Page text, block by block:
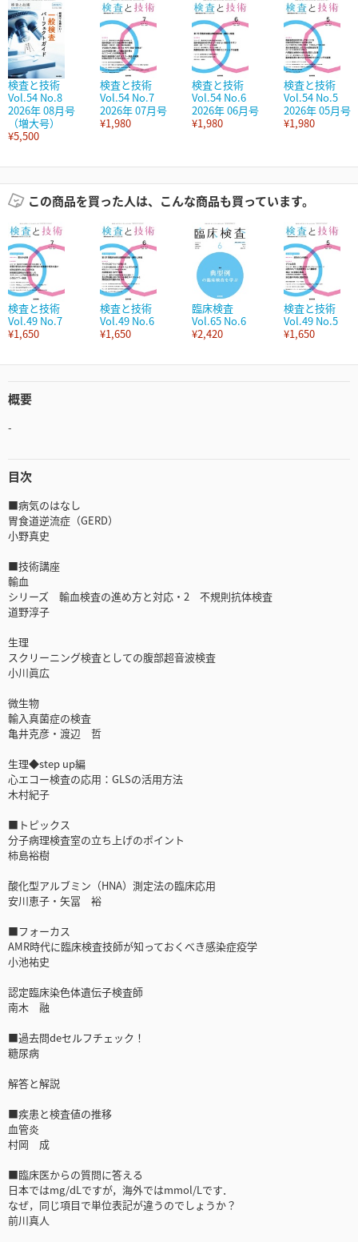
検査と技術
Vol.54 No.8
2026年 08月号
（増大号）
¥5,500
検査と技術
Vol.54 No.7
2026年 07月号
¥1,980
検査と技術
Vol.54 No.6
2026年 06月号
¥1,980
検査と技術
Vol.54 No.5
2026年 05月号
¥1,980
この商品を買った人は、こんな商品も買っています。
検査と技術
Vol.49 No.7
¥1,650
検査と技術
Vol.49 No.6
¥1,650
臨床検査
Vol.65 No.6
¥2,420
検査と技術
Vol.49 No.5
¥1,650
概要
-
目次
■病気のはなし
胃食道逆流症（GERD）
小野真史
■技術講座
輸血
シリーズ 輸血検査の進め方と対応・2 不規則抗体検査
道野淳子
生理
スクリーニング検査としての腹部超音波検査
小川眞広
微生物
輸入真菌症の検査
亀井克彦・渡辺 哲
生理◆step up編
心エコー検査の応用：GLSの活用方法
木村紀子
■トピックス
分子病理検査室の立ち上げのポイント
柿島裕樹
酸化型アルブミン（HNA）測定法の臨床応用
安川恵子・矢冨 裕
■フォーカス
AMR時代に臨床検査技師が知っておくべき感染症疫学
小池祐史
認定臨床染色体遺伝子検査師
南木 融
■過去問deセルフチェック！
糖尿病
解答と解説
■疾患と検査値の推移
血管炎
村岡 成
■臨床医からの質問に答える
日本ではmg/dLですが，海外ではmmol/Lです．
なぜ，同じ項目で単位表記が違うのでしょうか？
前川真人